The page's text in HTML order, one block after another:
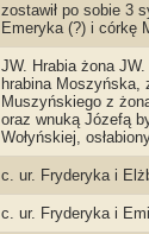
zostawił po sobie 3
Emeryka (?) i córkę
JW. Hrabia żona
hrabina Moszyńska,
Muszyńskiego z
oraz wnuką Józefą
Wołyńskiej,
c. ur. Fryderyka i
c. ur. Fryderyka i